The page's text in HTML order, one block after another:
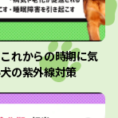
これからの時期に気
の紫外線対策